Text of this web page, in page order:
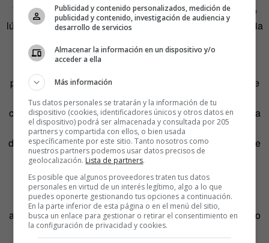
Y esa es la cuestión de fondo. Lo ininteligible convierte lo
lúcido en oscuro sin importar la profundidad o la importancia
pensamientos que contar historias. Pero también lo es que
los novelistas se esfuerzan en que sus textos sean
comprendidos por todo el público y no solo por una minoría
exquisita. Es algo que está en su ADN, mientras que hay
determinados intelectuales que no se reprimen a la hora de
distanciarse de lo inteligible en aras de una pretendida
profundidad.
Pero lo inteligible y lo profundo no son términos
antagónicos. Sencillamente precisan de un mayor esfuerzo
comunicativo si desean ir de la mano.
Publicidad y contenido personalizados, medición de
publicidad y contenido, investigación de audiencia y
desarrollo de servicios
Almacenar la información en un dispositivo y/o
acceder a ella
Más información
Tus datos personales se tratarán y la información de tu
dispositivo (cookies, identificadores únicos y otros datos en
el dispositivo) podrá ser almacenada y consultada por 205
partners y compartida con ellos, o bien usada
específicamente por este sitio. Tanto nosotros como
nuestros partners podemos usar datos precisos de
geolocalización. Lista de partners.
Es posible que algunos proveedores traten tus datos
personales en virtud de un interés legítimo, algo a lo que
puedes oponerte gestionando tus opciones a continuación.
En la parte inferior de esta página o en el menú del sitio,
busca un enlace para gestionar o retirar el consentimiento en
la configuración de privacidad y cookies.